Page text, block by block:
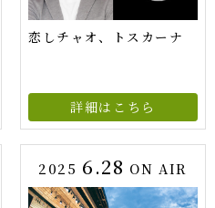
恋しチャオ、トスカーナ
詳細はこちら
2025 6.28 ON AIR